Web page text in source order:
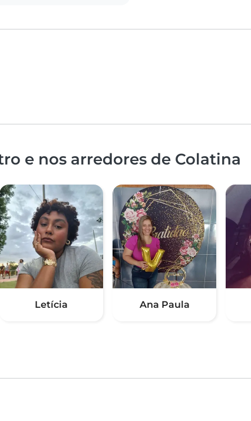
e nos arredores de Colatina
Letícia Ana Paula